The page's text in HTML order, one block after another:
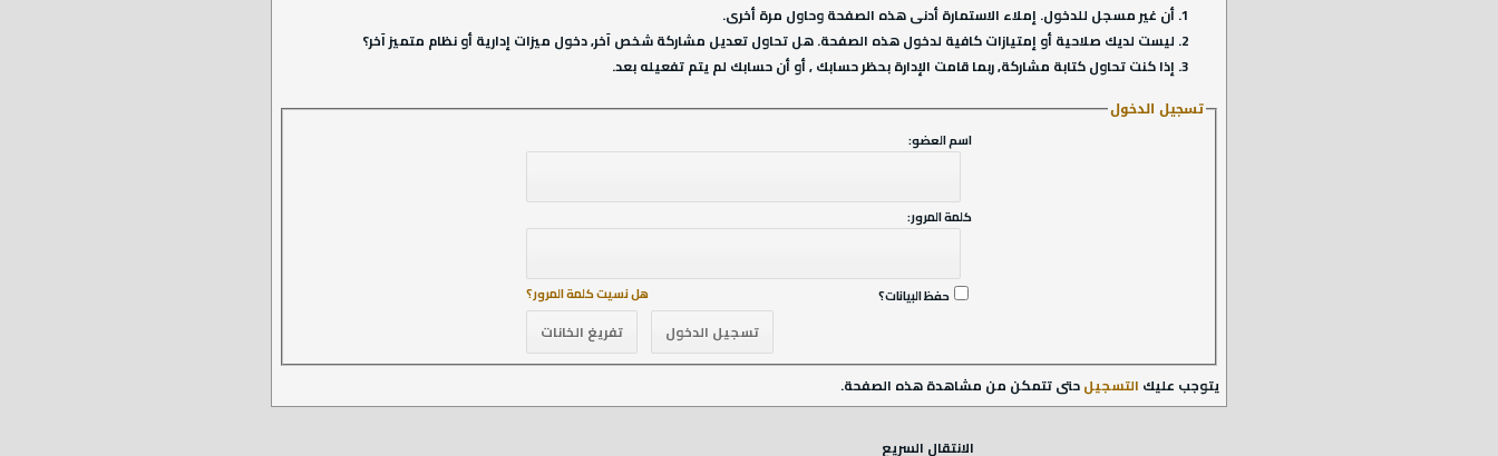
أن غير مسجل للدخول. إملاء الاستمارة أدنى هذه الصفحة وحاول مرة أخرى.
ليست لديك صلاحية أو إمتيازات كافية لدخول هذه الصفحة. هل تحاول تعديل مشاركة شخص آخر, دخول ميزات إدارية أو نظام متميز آخر؟
إذا كنت تحاول كتابة مشاركة, ربما قامت الإدارة بحظر حسابك , أو أن حسابك لم يتم تفعيله بعد.
تسجيل الدخول
اسم العضو:
كلمة المرور:
هل نسيت كلمة المرور؟ حفظ البيانات؟
يتوجب عليك التسجيلحتى تتمكن من مشاهدة هذه الصفحة.
الانتقال السريع